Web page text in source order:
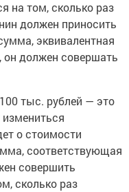
на том, сколько раз
должен приносить
эквивалентная
он должен совершать
тыс. рублей — это
о стоимости
соответствующая
совершить
сколько раз